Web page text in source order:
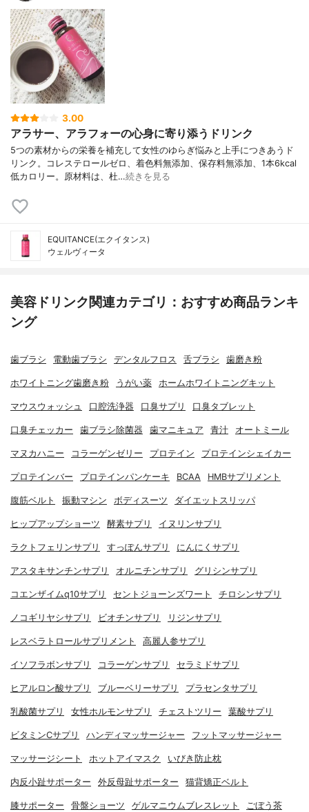
3.00
アラサー、アラフォーの心身に寄り添うドリンク
5つの素材からの栄養を補充して女性のゆらぎ悩みと上手につきあうド
リンク。コレステロールゼロ、着色料無添加、保存料無添加、1本6kcal
低カロリー。原材料は、杜…続きを見る
EQUITANCE(エクイタンス)
ウェルヴィータ
美容ドリンク関連カテゴリ：おすすめ商品ランキ
ング
歯ブラシ 電動歯ブラシ デンタルフロス 舌ブラシ 歯磨き粉
ホワイトニング歯磨き粉 うがい薬 ホームホワイトニングキット
マウスウォッシュ 口腔洗浄器 口臭サプリ 口臭タブレット
口臭チェッカー 歯ブラシ除菌器 歯マニキュア 青汁 オートミール
マヌカハニー コラーゲンゼリー プロテイン プロテインシェイカー
プロテインバー プロテインパンケーキ BCAA HMBサプリメント
腹筋ベルト 振動マシン ボディスーツ ダイエットスリッパ
ヒップアップショーツ 酵素サプリ イヌリンサプリ
ラクトフェリンサプリ すっぽんサプリ にんにくサプリ
アスタキサンチンサプリ オルニチンサプリ グリシンサプリ
コエンザイムq10サプリ セントジョーンズワート チロシンサプリ
ノコギリヤシサプリ ビオチンサプリ リジンサプリ
レスベラトロールサプリメント 高麗人参サプリ
イソフラボンサプリ コラーゲンサプリ セラミドサプリ
ヒアルロン酸サプリ ブルーベリーサプリ プラセンタサプリ
乳酸菌サプリ 女性ホルモンサプリ チェストツリー 葉酸サプリ
ビタミンCサプリ ハンディマッサージャー フットマッサージャー
マッサージシート ホットアイマスク いびき防止枕
内反小趾サポーター 外反母趾サポーター 猫背矯正ベルト
膝サポーター 骨盤ショーツ ゲルマニウムブレスレット ごぼう茶